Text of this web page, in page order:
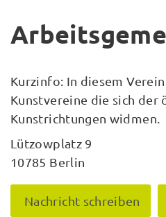
Kurzinfo: In diesem
Kunstvereine die sich
Kunstrichtungen widmen.
Lützowplatz 9
10785 Berlin
Nachricht schreiben